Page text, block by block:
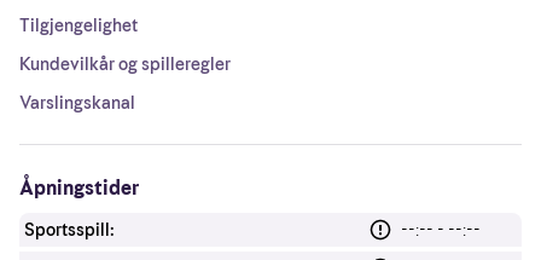
Tilgjengelighet
Kundevilkår og spilleregler
Varslingskanal
Åpningstider
Sportsspill:
--:-- - --:--